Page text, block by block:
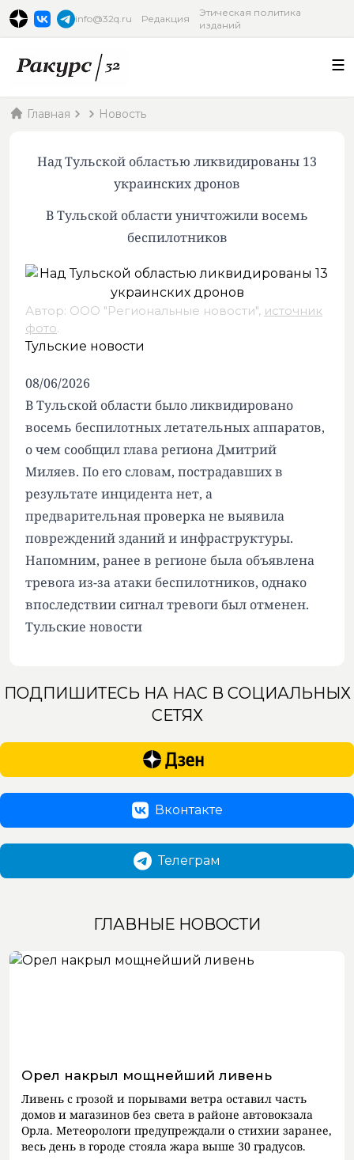
info@32q.ru Редакция
Этическая политика
изданий
Главная Новость
Над Тульской областью ликвидированы 13
украинских дронов
В Тульской области уничтожили восемь
беспилотников
Автор: ООО "Региональные новости", источник
фото.
Тульские новости
08/06/2026
В Тульской области было ликвидировано
восемь беспилотных летательных аппаратов,
о чем сообщил глава региона Дмитрий
Миляев. По его словам, пострадавших в
результате инцидента нет, а
предварительная проверка не выявила
повреждений зданий и инфраструктуры.
Напомним, ранее в регионе была объявлена
тревога из-за атаки беспилотников, однако
впоследствии сигнал тревоги был отменен.
Тульские новости
ПОДПИШИТЕСЬ НА НАС В СОЦИАЛЬНЫХ
СЕТЯХ
Вконтакте
Телеграм
ГЛАВНЫЕ НОВОСТИ
Орел накрыл мощнейший ливень
Ливень с грозой и порывами ветра оставил часть
домов и магазинов без света в районе автовокзала
Орла. Метеорологи предупреждали о стихии заранее,
весь день в городе стояла жара выше 30 градусов.